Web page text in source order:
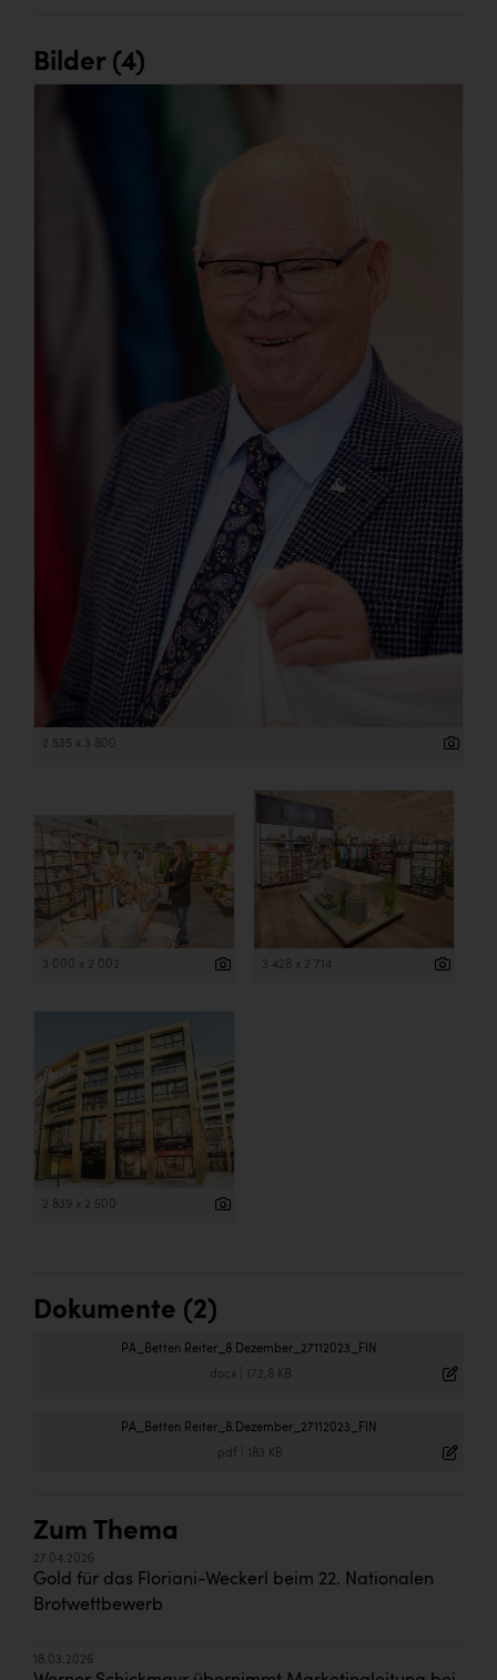
Bilder (4)
2 535 x 3 800
3 000 x 2 002 3 428 x 2 714
2 839 x 2 500
Dokumente (2)
PA_Betten Reiter_8.Dezember_27112023_FIN
.docx| 172,8 KB
PA_Betten Reiter_8.Dezember_27112023_FIN
.pdf 183 KB
Zum Thema
27.04.2026
Gold für das Floriani-Weckerl beim 22. Nationalen
Brotwettbewerb
18.03.2026